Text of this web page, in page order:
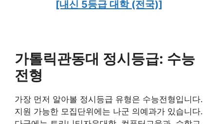
[내신 5등급 대학 (전국)]
가톨릭관동대 정시등급: 수능
전형
가장 먼저 알아볼 정시등급 유형은 수능전형입니다.
지원 가능한 모집단위에는 나군 의예과가 있습니다.